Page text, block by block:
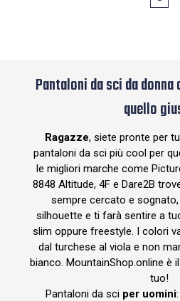
Pantaloni da sci da
quello
Ragazze, siete pronte per
pantaloni da sci più cool per
le migliori marche come
8848 Altitude, 4F e Dare2B
sempre cercato e
silhouette e ti farà sentire a
slim oppure freestyle. I colori
dal turchese al viola e non
bianco. MountainShop.online è
tuo!
Pantaloni da sci per uomini